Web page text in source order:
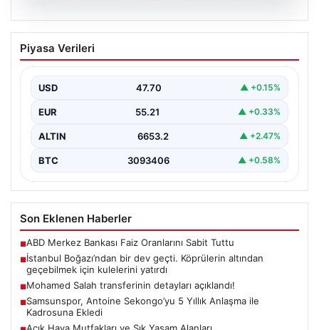
İstanbul Boğazı’ndan bir dev geçti.
Köprülerin altından geçebilmek için
Piyasa Verileri
USD 47.70 ▲ +0.15%
EUR 55.21 ▲ +0.33%
ALTIN 6653.2 ▲ +2.47%
BTC 3093406 ▲ +0.58%
Son Eklenen Haberler
■ABD Merkez Bankası Faiz Oranlarını Sabit Tuttu
■İstanbul Boğazı’ndan bir dev geçti. Köprülerin altından
geçebilmek için kulelerini yatırdı
■Mohamed Salah transferinin detayları açıklandı!
■Samsunspor, Antoine Sekongo’yu 5 Yıllık Anlaşma ile
Kadrosuna Ekledi